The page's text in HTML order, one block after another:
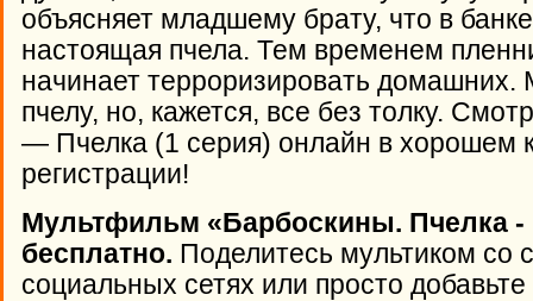
объясняет младшему брату, что в
настоящая пчела. Тем временем
начинает терроризировать
пчелу, но, кажется, все без толку.
— Пчелка (1 серия) онлайн в хорошем
регистрации!
Мультфильм «Барбоскины. Пчелка -
бесплатно. Поделитесь мультиком со
социальных сетях или просто добавьте